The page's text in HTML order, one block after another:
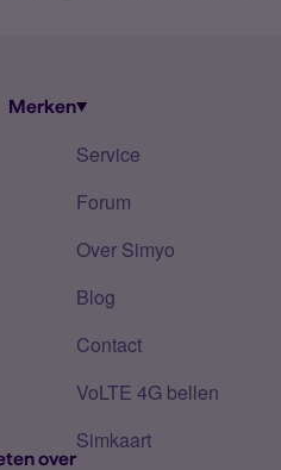
Merken
over
Service
Forum
Over Simyo
Blog
Contact
VoLTE 4G bellen
Simkaart